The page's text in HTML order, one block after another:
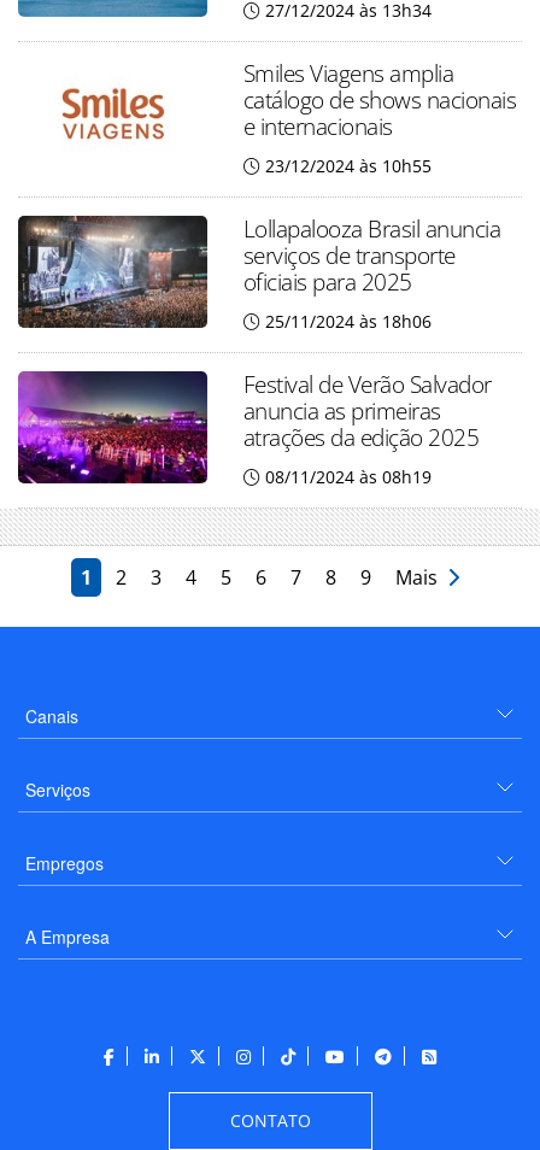
27/12/2024 às 13h34
Smiles Viagens amplia
catálogo de shows nacionais
e internacionais
23/12/2024 às 10h55
Lollapalooza Brasil anuncia
serviços de transporte
oficiais para 2025
25/11/2024 às 18h06
Festival de Verão Salvador
anuncia as primeiras
atrações da edição 2025
08/11/2024 às 08h19
1 2 3 4 5 6 7 8 9 Mais
Canais
Serviços
Empregos
A Empresa
CONTATO